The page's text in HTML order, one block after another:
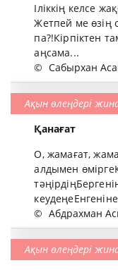
Іліккің келсе
Жетпей ме өзің
па?!Кірпіктен
аңсама...
© Сабырхан
Ақын өлеңдері
Қанағат
О, жамағат,
алдымен
© Абдрахман
Ақын өлеңдері